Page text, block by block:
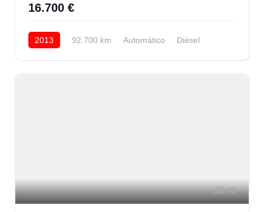
16.700 €
2013 92.700 km Automático
Diésel
43